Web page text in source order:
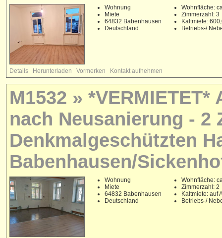
Wohnung
Miete
64832 Babenhausen
Deutschland
Wohnfläche:
Zimmerzahl: 3
Kaltmiete:
Betriebs-/
Details Herunterladen Vormerken Kontakt aufnehmen
M1532 »
nach Neusanierung - 2
Denkmalgeschützten
Babenhausen/
Wohnung
Miete
64832 Babenhausen
Deutschland
Wohnfläche:
Zimmerzahl: 2
Kaltmiete: auf
Betriebs-/